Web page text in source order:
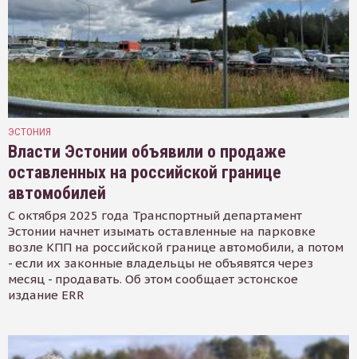
ЭСТОНИЯ
Власти Эстонии объявили о продаже
оставленных на российской границе
автомобилей
С октября 2025 года Транспортный департамент
Эстонии начнет изымать оставленные на парковке
возле КПП на российской границе автомобили, а потом
- если их законные владельцы не объявятся через
месяц - продавать. Об этом сообщает эстонское
издание ERR